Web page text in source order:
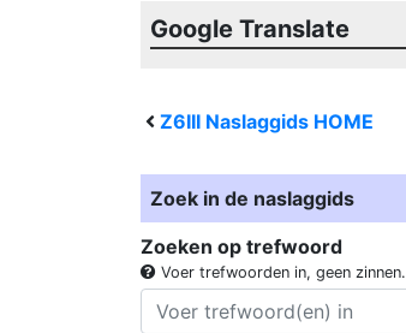
Google Translate
Z6III Naslaggids HOME
Zoek in de naslaggids
Zoeken op trefwoord
Voer trefwoorden in, geen zinnen.